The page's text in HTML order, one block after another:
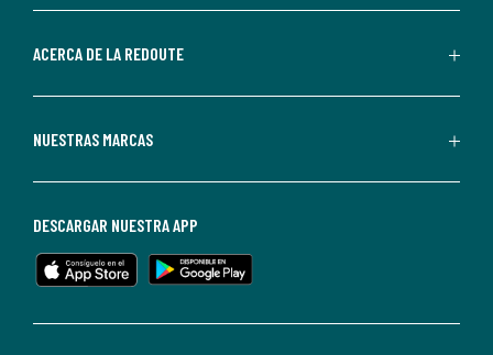
parte
Redoute.
de
en
cualquier
Para
ACERCA DE LA REDOUTE
NUESTRAS MARCAS
DESCARGAR NUESTRA APP